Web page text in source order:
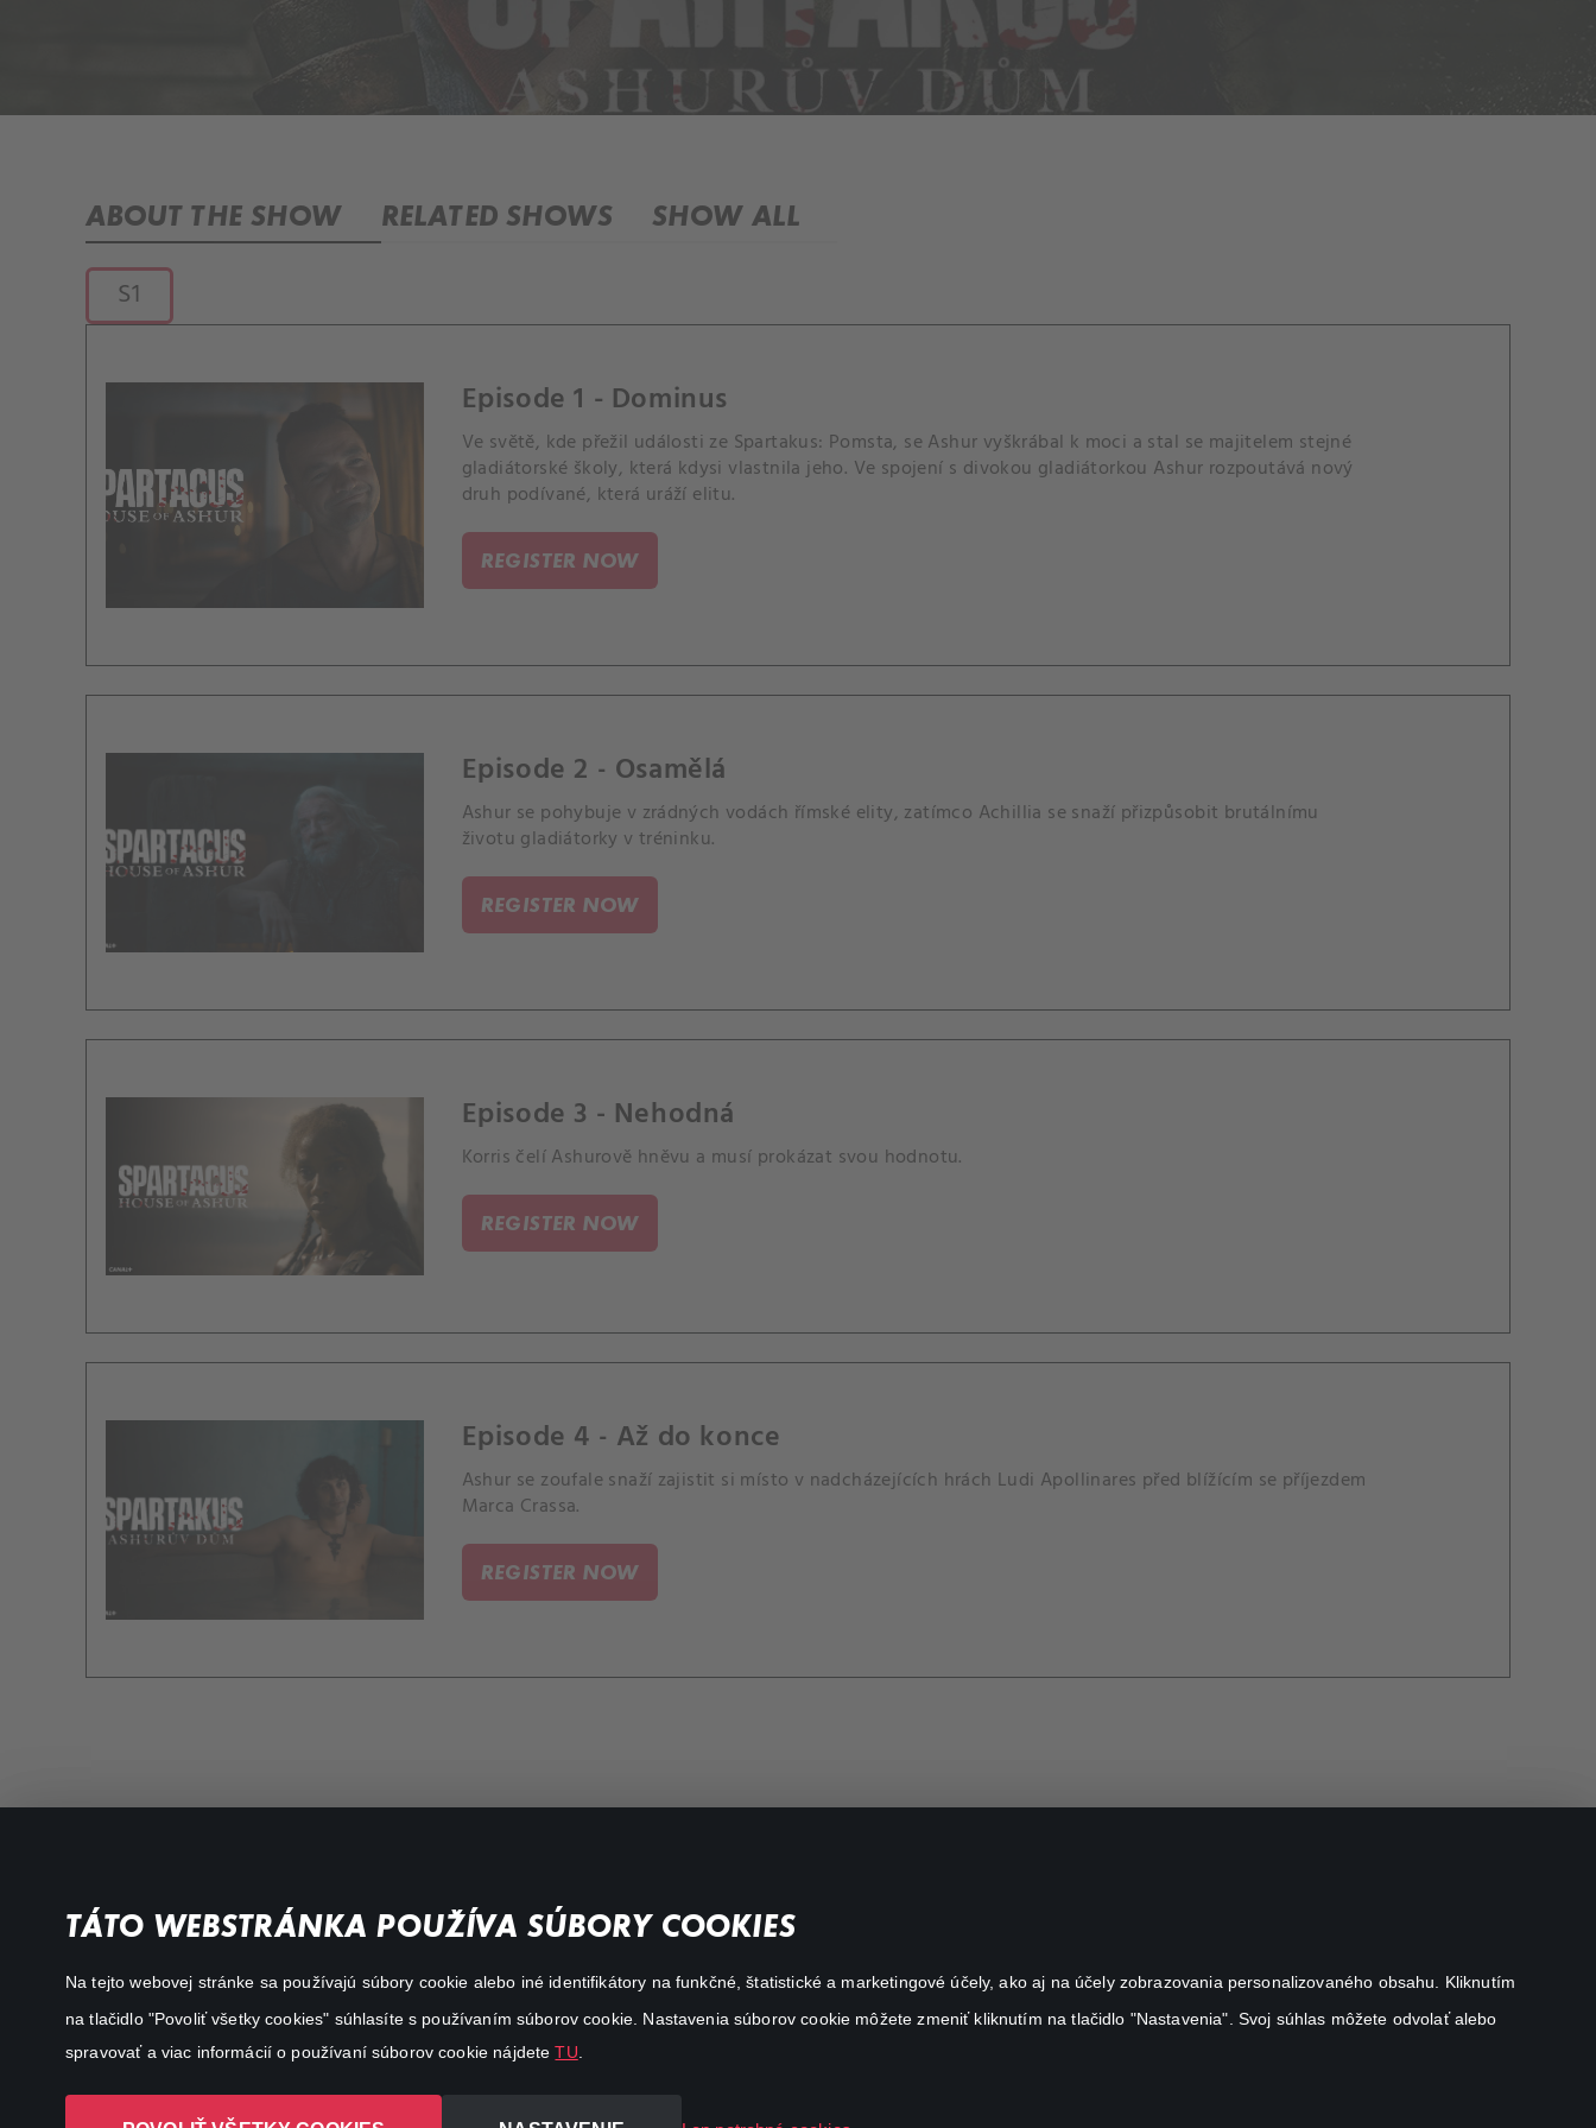
TÁTO WEBSTRÁNKA POUŽÍVA SÚBORY COOKIES
Na tejto webovej stránke sa používajú súbory cookie alebo iné identifikátory na funkčné, štatistické a marketingové účely, ako aj na účely zobrazovania personalizovaného obsahu. Kliknutím
na tlačidlo "Povoliť všetky cookies" súhlasíte s používaním súborov cookie. Nastavenia súborov cookie môžete zmeniť kliknutím na tlačidlo "Nastavenia". Svoj súhlas môžete odvolať alebo
spravovať a viac informácií o používaní súborov cookie nájdeteTU
ABOUT THE SHOW RELATED SHOWS SHOW ALL
S1
Episode 1 - Dominus
Ve světě, kde přežil události ze Spartakus: Pomsta, se Ashur vyškrábal k moci a stal se majitelem stejné
gladiátorské školy, která kdysi vlastnila jeho. Ve spojení s divokou gladiátorkou Ashur rozpoutává nový
druh podívané, která uráží elitu.
REGISTER NOW
Episode 2 - Osamělá
Ashur se pohybuje v zrádných vodách římské elity, zatímco Achillia se snaží přizpůsobit brutálnímu
životu gladiátorky v tréninku.
REGISTER NOW
Episode 3 - Nehodná
Korris čelí Ashurově hněvu a musí prokázat svou hodnotu.
REGISTER NOW
Episode 4 - Až do konce
Ashur se zoufale snaží zajistit si místo v nadcházejících hrách Ludi Apollinares před blížícím se příjezdem
Marca Crassa.
REGISTER NOW
Comedy
Documentaries
Important links